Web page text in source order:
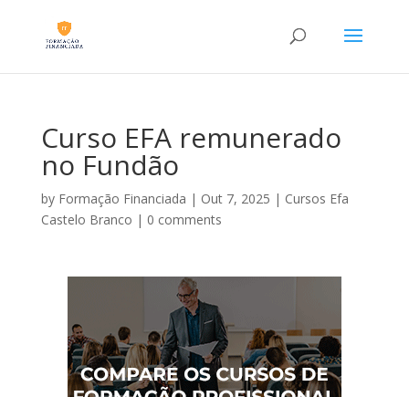
Curso EFA remunerado
no Fundão
by Formação Financiada | Out 7, 2025 | Cursos Efa
Castelo Branco | 0 comments